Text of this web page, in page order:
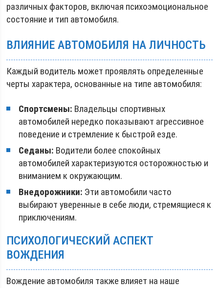
различных факторов, включая психоэмоциональное
состояние и тип автомобиля.
ВЛИЯНИЕ АВТОМОБИЛЯ НА ЛИЧНОСТЬ
Каждый водитель может проявлять определенные
черты характера, основанные на типе автомобиля:
Спортсмены: Владельцы спортивных
автомобилей нередко показывают агрессивное
поведение и стремление к быстрой езде.
Седаны: Водители более спокойных
автомобилей характеризуются осторожностью и
вниманием к окружающим.
Внедорожники: Эти автомобили часто
выбирают уверенные в себе люди, стремящиеся к
приключениям.
ПСИХОЛОГИЧЕСКИЙ АСПЕКТ
ВОЖДЕНИЯ
Вождение автомобиля также влияет на наше